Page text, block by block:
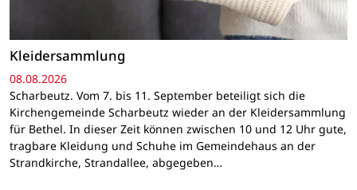
Kleidersammlung
08.08.2026
Scharbeutz. Vom 7. bis 11. September beteiligt sich die
Kirchengemeinde Scharbeutz wieder an der Kleidersammlung
für Bethel. In dieser Zeit können zwischen 10 und 12 Uhr gute,
tragbare Kleidung und Schuhe im Gemeindehaus an der
Strandkirche, Strandallee, abgegeben…